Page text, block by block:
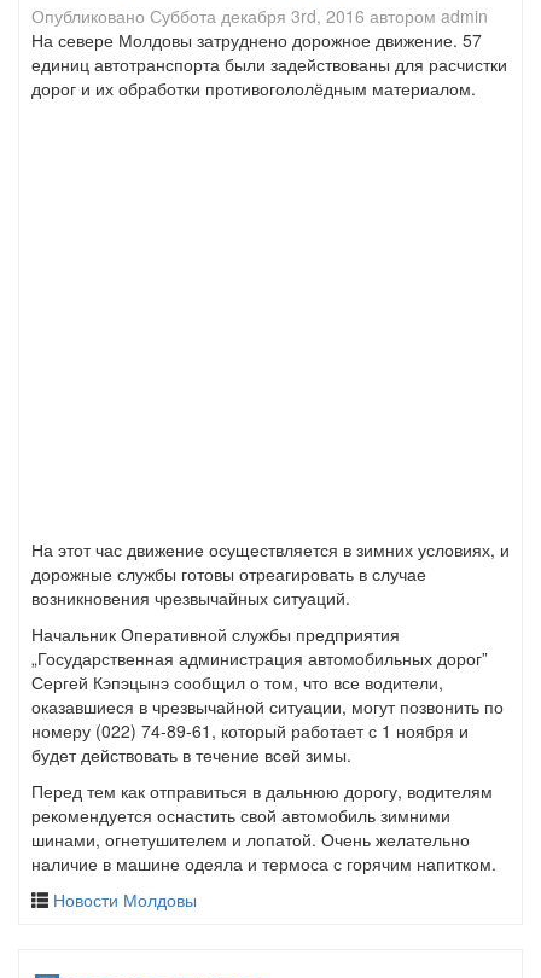
Опубликовано Суббота декабря 3rd, 2016 автором admin
На севере Молдовы затруднено дорожное движение. 57
единиц автотранспорта были задействованы для расчистки
дорог и их обработки противогололёдным материалом.
На этот час движение осуществляется в зимних условиях, и
дорожные службы готовы отреагировать в случае
возникновения чрезвычайных ситуаций.
Начальник Оперативной службы предприятия
„Государственная администрация автомобильных дорог”
Сергей Кэпэцынэ сообщил о том, что все водители,
оказавшиеся в чрезвычайной ситуации, могут позвонить по
номеру (022) 74-89-61, который работает с 1 ноября и
будет действовать в течение всей зимы.
Перед тем как отправиться в дальнюю дорогу, водителям
рекомендуется оснастить свой автомобиль зимними
шинами, огнетушителем и лопатой. Очень желательно
наличие в машине одеяла и термоса с горячим напитком.
Новости Молдовы